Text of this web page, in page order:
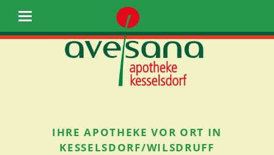
IHRE APOTHEKE VOR ORT IN
KESSELSDORF/WILSDRUFF